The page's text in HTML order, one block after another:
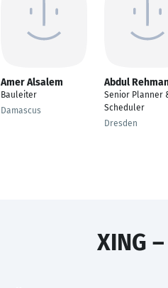
Amer Alsalem
Bauleiter
Damascus
Abdul
Senior Planner
Scheduler
Dresden
XING